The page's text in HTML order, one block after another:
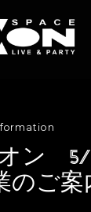
ン 5/
のご案